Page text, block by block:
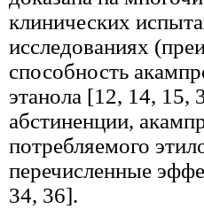
клинических
исследованиях
способность
этанола [12, 14, 15,
абстиненции,
потребляемого
перечисленные
34, 36].